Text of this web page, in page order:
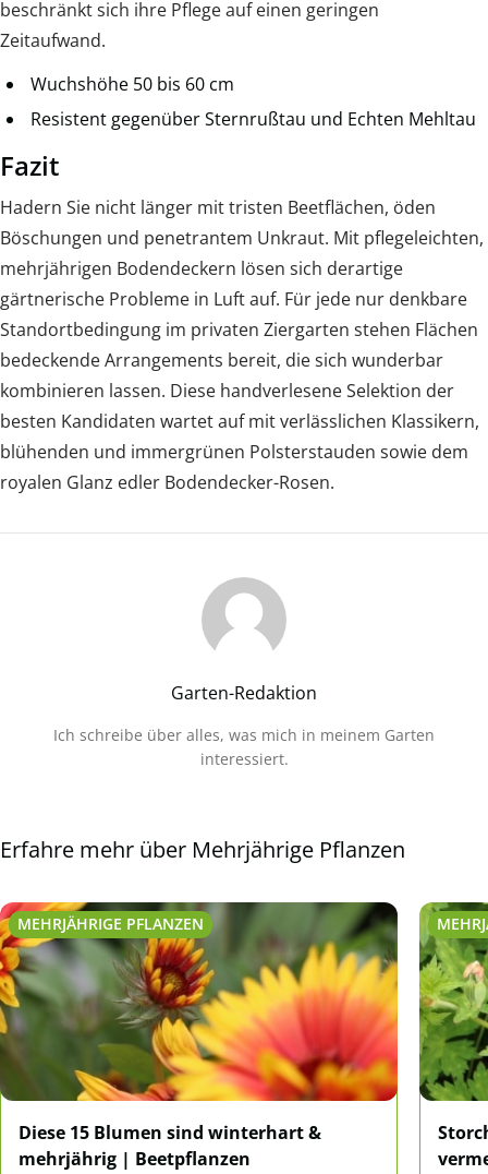
beschränkt sich ihre Pflege auf einen geringen
Zeitaufwand.
Wuchshöhe 50 bis 60 cm
Resistent gegenüber Sternrußtau und Echten Mehltau
Fazit
Hadern Sie nicht länger mit tristen Beetflächen, öden
Böschungen und penetrantem Unkraut. Mit pflegeleichten,
mehrjährigen Bodendeckern lösen sich derartige
gärtnerische Probleme in Luft auf. Für jede nur denkbare
Standortbedingung im privaten Ziergarten stehen Flächen
bedeckende Arrangements bereit, die sich wunderbar
kombinieren lassen. Diese handverlesene Selektion der
besten Kandidaten wartet auf mit verlässlichen Klassikern,
blühenden und immergrünen Polsterstauden sowie dem
royalen Glanz edler Bodendecker-Rosen.
Garten-Redaktion
Ich schreibe über alles, was mich in meinem Garten
interessiert.
Erfahre mehr über Mehrjährige Pflanzen
MEHRJÄHRIGE PFLANZEN
Diese 15 Blumen sind winterhart &
mehrjährig | Beetpflanzen